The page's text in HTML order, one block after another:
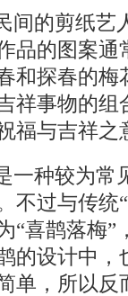
间的剪纸艺
品的图案通
和探春的梅
祥事物的组
福与吉祥之
一种较为常
不过与传统
“喜鹊落梅”
的设计中，
单，所以反